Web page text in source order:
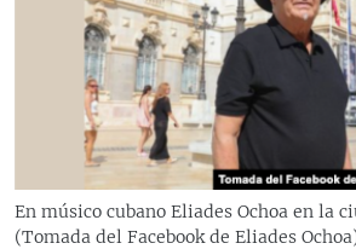
búsqueda
OPINIÓN GRÁFICA
AUDIOVISUALES MARTÍ
RADIO MARTÍ
ESPECIALES
ESPECIALES
LA REALIDAD DE LA VIVIENDA EN
MULTIMEDIA
EDITORIALES
En músico cubano Eliades Ochoa en la
(Tomada del Facebook de Eliades